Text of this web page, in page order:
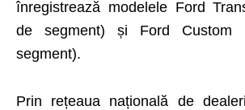
înregistrează modelele Ford
de segment) și Ford Custom
segment).
Prin rețeaua națională de